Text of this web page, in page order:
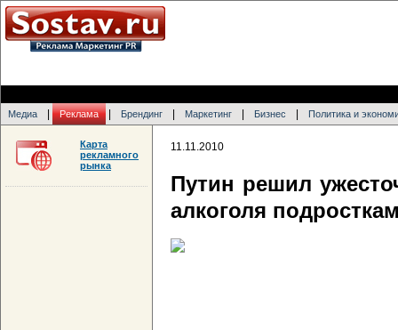
Медиа Реклама Брендинг Маркетинг Бизнес Политика и
11.11.2010
Путин решил
алкоголя
Карта
рекламного
рынка